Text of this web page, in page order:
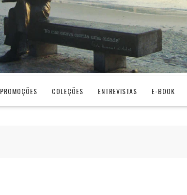
PROMOÇÕES COLEÇÕES ENTREVISTAS E-BOOK